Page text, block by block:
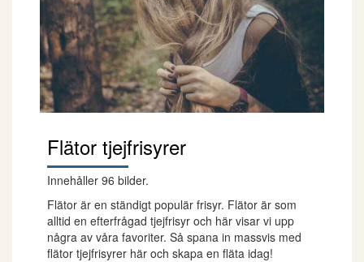
Flätor tjejfrisyrer
Innehåller 96 bilder.
Flätor är en ständigt populär frisyr. Flätor är som
alltid en efterfrågad tjejfrisyr och här visar vi upp
några av våra favoriter. Så spana in massvis med
flätor tjejfrisyrer här och skapa en fläta idag!